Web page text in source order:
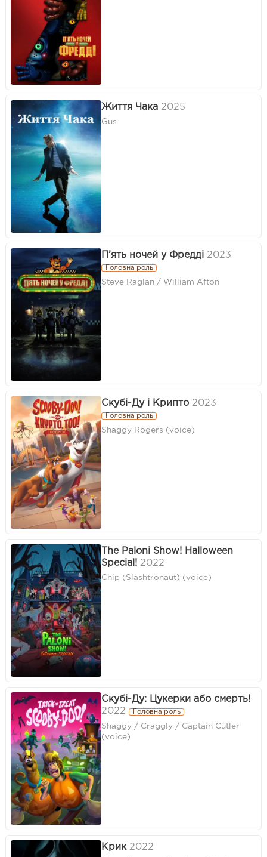
Життя Чака 2025
Gus
П’ять ночей у Фредді 2023
Головна роль
Steve Raglan / William Afton
Скубі-Ду і Крипто 2023
Головна роль
Shaggy Rogers (voice)
The Paloni Show! Halloween
Special! 2022
Chip (Slashtronaut) (voice)
Скубі-Ду: Цукерки або смерть!
2022
Головна роль
Shaggy / Craggly / Captain Cutler
(voice)
Крик 2022